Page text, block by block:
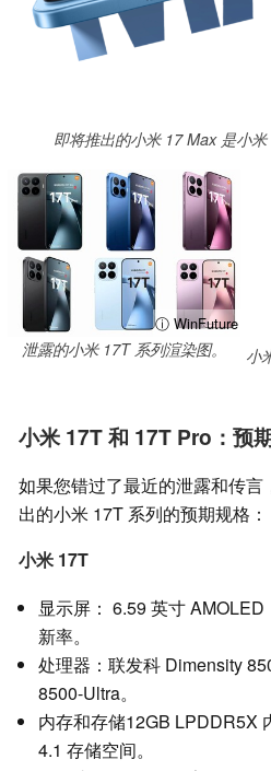
即将推出的小米 17 Max 是小米
ⓘ WinFuture
泄露的小米 17T 系列渲染图。
小
小米 17T 和 17T Pro：预
如果您错过了最近的泄露和传
出的小米 17T 系列的预期规格：
小米 17T
显示屏： 6.59 英寸
新率。
处理器：联发科 Dimensity
8500-Ultra。
内存和存储12GB LPDDR5X
4.1 存储空间。